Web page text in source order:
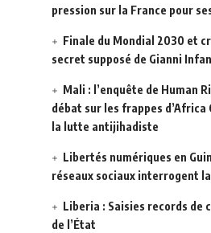
pression sur la France pour
Finale du Mondial 2030 et
secret supposé de Gianni
Mali : l’enquête de Human
débat sur les frappes d’Africa
la lutte antijihadiste
Libertés numériques en
réseaux sociaux interrogent
Liberia : Saisies records de
de l’État